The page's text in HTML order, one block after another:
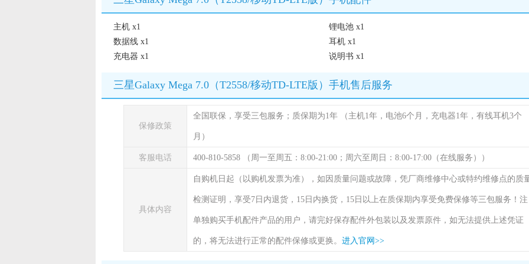
主机 x1
锂电池 x1
数据线 x1
耳机 x1
充电器 x1
说明书 x1
三星Galaxy Mega 7.0（T2558/移动TD-LTE版）手机售后服务
保修政策
全国联保，享受三包服务；质保期为1年 （主机1年，电池6个月，充电器1年，有线耳机3个
月）
客服电话 400-810-5858 （周一至周五：8:00-21:00；周六至周日：8:00-17:00（在线服务））
具体内容
自购机日起（以购机发票为准），如因质量问题或故障，凭厂商维修中心或特约维修点的质
检测证明，享受7日内退货，15日内换货，15日以上在质保期内享受免费保修等三包服务！
单独购买手机配件产品的用户，请完好保存配件外包装以及发票原件，如无法提供上述凭证
的，将无法进行正常的配件保修或更换。 进入官网>>